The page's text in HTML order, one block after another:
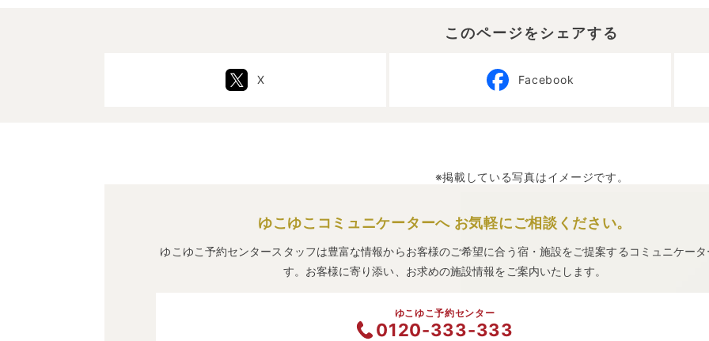
このページをシェアする
X Facebook
※掲載している写真はイメージです。
ゆこゆこコミュニケーターへ お気軽にご相談ください。
ゆこゆこ予約センタースタッフは豊富な情報からお客様のご希望に合う宿・施設をご提案するコミュニケー
す。お客様に寄り添い、お求めの施設情報をご案内いたします。
ゆこゆこ予約センター
0120-333-333